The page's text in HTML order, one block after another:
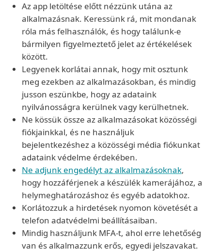
Az app letöltése előtt nézzünk utána az
alkalmazásnak. Keressünk rá, mit mondanak
róla más felhasználók, és hogy találunk-e
bármilyen figyelmeztető jelet az értékelések
között.
Legyenek korlátai annak, hogy mit osztunk
meg ezekben az alkalmazásokban, és mindig
jusson eszünkbe, hogy az adataink
nyilvánosságra kerülnek vagy kerülhetnek.
Ne kössük össze az alkalmazásokat közösségi
fiókjainkkal, és ne használjuk
bejelentkezéshez a közösségi média fiókunkat
adataink védelme érdekében.
Ne adjunk engedélyt az alkalmazásoknak,
hogy hozzáférjenek a készülék kamerájához, a
helymeghatározáshoz és egyéb adatokhoz.
Korlátozzuk a hirdetések nyomon követését a
telefon adatvédelmi beállításaiban.
Mindig használjunk MFA-t, ahol erre lehetőség
van és alkalmazzunk erős, egyedi jelszavakat.